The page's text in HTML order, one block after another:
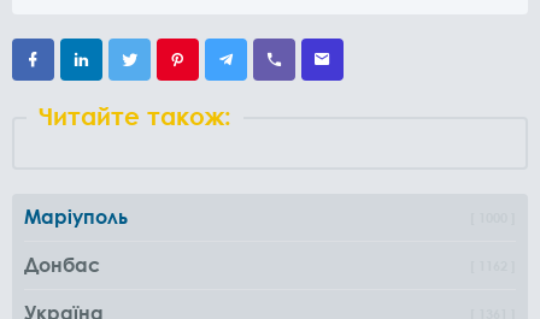
Читайте також:
Маріуполь
Донбас
Україна